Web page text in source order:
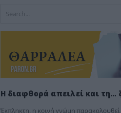
Η διαφθορά απειλεί και τη…
Έκπληκτη, η κοινή γνώμη παρακολουθεί